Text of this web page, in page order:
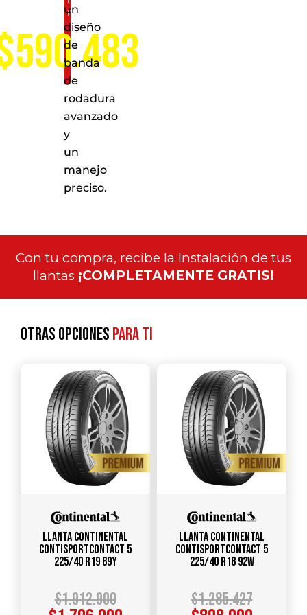
nacional
un
diseño
de
banda
de
rodadura
avanzado
y
un
manejo
preciso.
Con tu compra, recibe la Instalación de tus
llantas ¡COMPLETAMENTE GRATIS!
Otras opcionespara ti
Llanta CONTINENTAL
ContiSportContact 5
225/40 R19 89Y
$1.912.900
Llanta CONTINENTAL
ContiSportContact 5
225/40 R18 92W
$1.285.427